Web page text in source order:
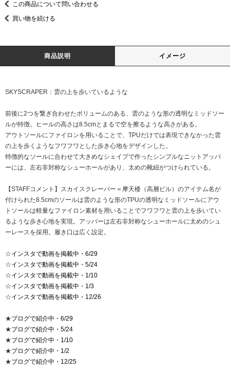
この商品について問い合わせる
買い物を続ける
商品説明 イメージ
SKYSCRAPER：雲の上を歩いているような
前後に2つを繋ぎ合わせたボリュームのある、雲のような形の透明なミッドソー
ルが特徴。ヒールの高さは8.5cmとまるで空を擦るような高さがある。
アウトソールにファイロンを用いることで、TPUだけでは表現できなかった雲
の上を歩くようなフワフワとした歩き心地をデザインした。
特徴的なソールに合わせて大きめなシェイプで作ったシンプルなニットアッパ
ーには、左右非対称なシューホールがあり、太めの靴紐がつけられている。
【STAFFコメント】スカイスクレーパー＝摩天楼（高層ビル）のアイテム名が
付けられた8.5cmのソールは雲のような形のTPUの透明なミッドソールにアウ
トソールは軽量なファイロン素材を用いることでフワフワと雲の上を歩いてい
るような歩き心地を実現。アッパーは左右非対称なシューホールに太めのシュ
ーレースを採用。履き口は広く設定。
☆インスタで動画を掲載中・6/29
☆インスタで動画を掲載中・5/24
☆インスタで動画を掲載中・1/10
☆インスタで動画を掲載中・1/3
☆インスタで動画を掲載中・12/26
★ブログで紹介中・6/29
★ブログで紹介中・5/24
★ブログで紹介中・1/10
★ブログで紹介中・1/2
★ブログで紹介中・12/25